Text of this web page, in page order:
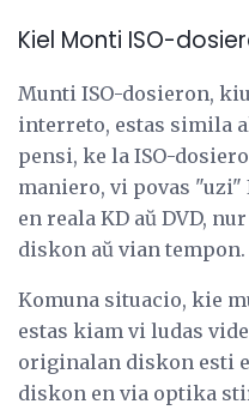
Kiel Monti ISO-
Munti ISO-dosieron,
interreto, estas simila
pensi, ke la ISO-
maniero, vi povas
en reala KD aŭ DVD,
diskon aŭ vian tempon.
Komuna situacio, kie
estas kiam vi ludas
originalan diskon esti
diskon en via optika